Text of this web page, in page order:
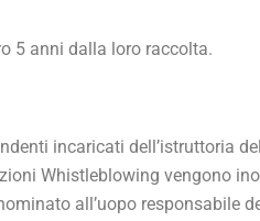
5 anni dalla loro raccolta.
incaricati dell’istruttoria
Whistleblowing vengono
all’uopo responsabile